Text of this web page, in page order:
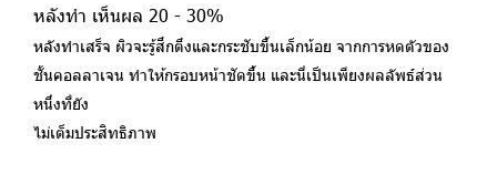
หลังทำ เห็นผล 20 - 30%
หลังทำเสร็จ ผิวจะรู้สึกตึงและกระชับขึ้นเล็กน้อย จากการหดตัวของ
ชั้นคอลลาเจน ทำให้กรอบหน้าชัดขึ้น และนี่เป็นเพียงผลลัพธ์ส่วน
หนึ่งที่ยัง
ไม่เต็มประสิทธิภาพ